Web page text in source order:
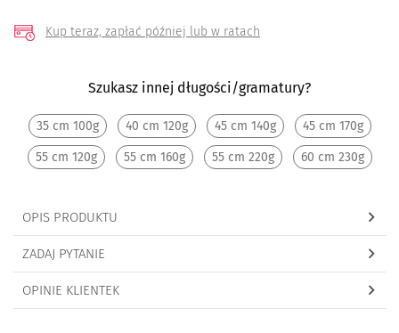
Kup teraz, zapłać później lub w ratach
Szukasz innej długości/gramatury?
35 cm 100g 40 cm 120g 45 cm 140g 45 cm 170g
55 cm 120g 55 cm 160g 55 cm 220g 60 cm 230g
OPIS PRODUKTU
ZADAJ PYTANIE
OPINIE KLIENTEK